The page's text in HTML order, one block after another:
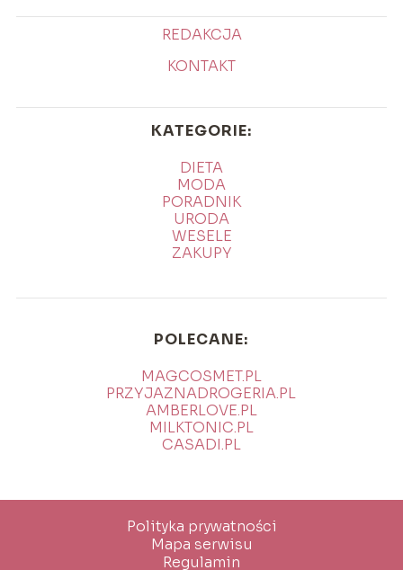
REDAKCJA
KONTAKT
KATEGORIE:
DIETA
MODA
PORADNIK
URODA
WESELE
ZAKUPY
POLECANE:
MAGCOSMET.PL
PRZYJAZNADROGERIA.PL
AMBERLOVE.PL
MILKTONIC.PL
CASADI.PL
Polityka prywatności
Mapa serwisu
Regulamin